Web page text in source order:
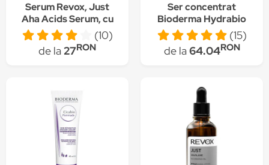
Serum Revox, Just
Aha Acids Serum, cu
AHA 30% efect de
peeling, 30 ml
(10)
de la27RON
Ser concentrat
Bioderma Hydrabio
pentru ten sensibil si
deshidratat, 40 ml
(15)
de la64.04RON